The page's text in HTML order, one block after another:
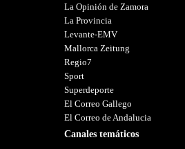
La Opinión de Zamora
La Provincia
Levante-EMV
Mallorca Zeitung
Regio7
Sport
Superdeporte
El Correo Gallego
El Correo de Andalucia
Canales temáticos